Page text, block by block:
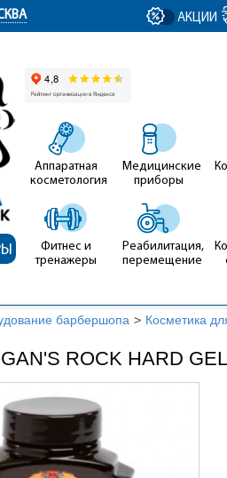
{
АКЦИИ
Аппаратная
косметология
Медицинские
приборы
Фитнес и
тренажеры
Реабилитация,
перемещение
барбершопа > Косметика
ROCK HARD